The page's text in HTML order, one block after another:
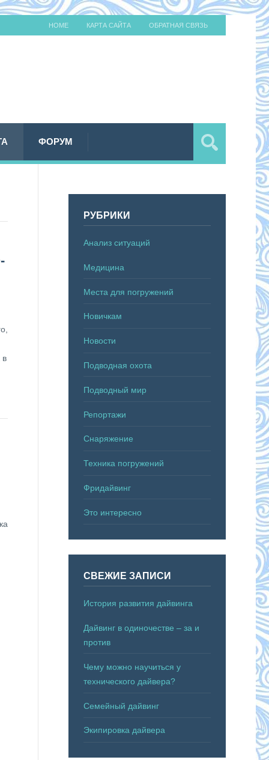
HOME КАРТА САЙТА ОБРАТНАЯ СВЯЗЬ
ФОРУМ
в
РУБРИКИ
Анализ ситуаций
Медицина
Места для погружений
Новичкам
Новости
Подводная охота
Подводный мир
Репортажи
Снаряжение
Техника погружений
Фридайвинг
Это интересно
СВЕЖИЕ ЗАПИСИ
История развития дайвинга
Дайвинг в одиночестве – за и
против
Чему можно научиться у
технического дайвера?
Семейный дайвинг
Экипировка дайвера